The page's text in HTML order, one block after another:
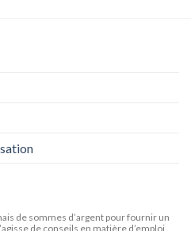
de sommes d’argent pour fournir un
de conseils en matière d’emploi,